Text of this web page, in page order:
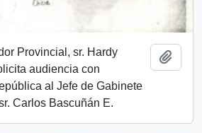
Provincial, sr. Hardy
audiencia con
al Jefe de Gabinete
Carlos Bascuñán E.